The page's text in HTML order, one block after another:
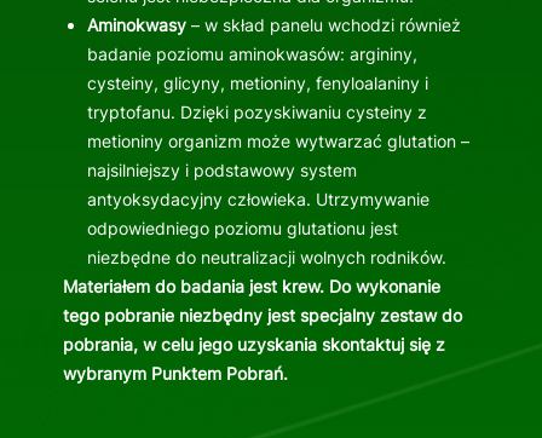
Aminokwasy– w skład panelu wchodzi również
badanie poziomu aminokwasów: argininy,
cysteiny, glicyny, metioniny, fenyloalaniny i
tryptofanu. Dzięki pozyskiwaniu cysteiny z
metioniny organizm może wytwarzać glutation –
najsilniejszy i podstawowy system
antyoksydacyjny człowieka. Utrzymywanie
odpowiedniego poziomu glutationu jest
niezbędne do neutralizacji wolnych rodników.
Materiałem do badania jest krew. Do wykonanie
tego pobranie niezbędny jest specjalny zestaw do
pobrania, w celu jego uzyskania skontaktuj się z
wybranym Punktem Pobrań.